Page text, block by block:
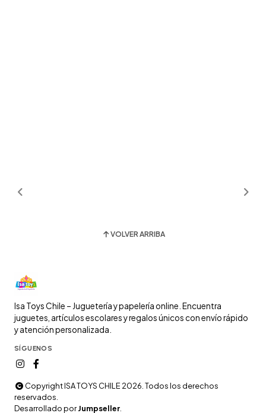
VOLVER ARRIBA
Isa Toys Chile – Juguetería y papelería online. Encuentra
juguetes, artículos escolares y regalos únicos con envío rápido
y atención personalizada.
SÍGUENOS
Copyright ISA TOYS CHILE 2026. Todos los derechos
reservados.
Desarrollado porJumpseller.